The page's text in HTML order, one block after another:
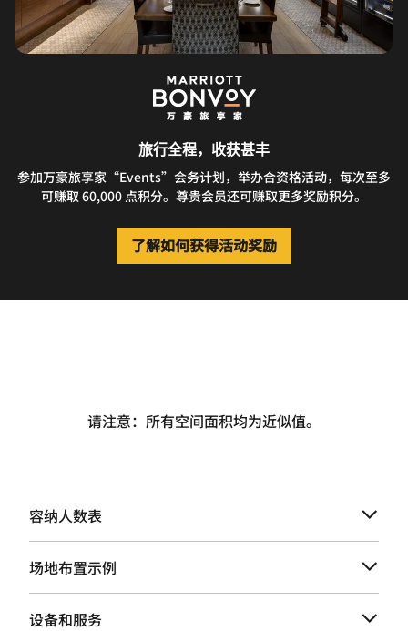
旅行全程，收获甚丰
参加万豪旅享家“Events”会务计划，举办合资格活动，每次至多
可赚取 60,000 点积分。尊贵会员还可赚取更多奖励积分。
了解如何获得活动奖励
请注意：所有空间面积均为近似值。
容纳人数表
场地布置示例
设备和服务